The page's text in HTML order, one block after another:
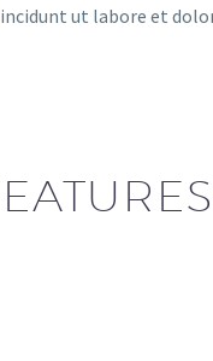
ut labore et